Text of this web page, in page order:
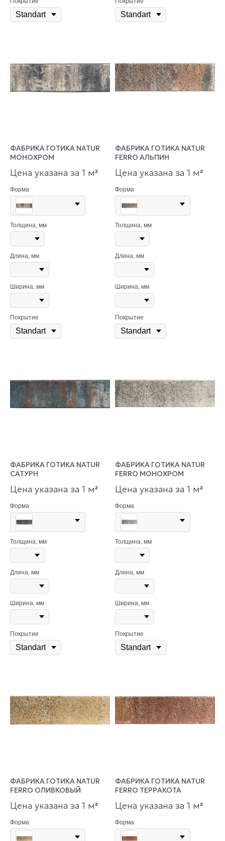
ФАБРИКА ГОТИКА NATUR
МОНОХРОМ
Цена указана за 1 м²
Форма
Толщина, мм
Длина, мм
Ширина, мм
Покрытие
ФАБРИКА ГОТИКА NATUR
FERRO АЛЬПИН
Цена указана за 1 м²
Форма
Толщина, мм
Длина, мм
Ширина, мм
Покрытие
ФАБРИКА ГОТИКА NATUR
САТУРН
Цена указана за 1 м²
Форма
Толщина, мм
Длина, мм
Ширина, мм
Покрытие
ФАБРИКА ГОТИКА NATUR
FERRO МОНОХРОМ
Цена указана за 1 м²
Форма
Толщина, мм
Длина, мм
Ширина, мм
Покрытие
ФАБРИКА ГОТИКА NATUR
FERRO ОЛИВКОВЫЙ
Цена указана за 1 м²
Форма
ФАБРИКА ГОТИКА NATUR
FERRO ТЕРРАКОТА
Цена указана за 1 м²
Форма